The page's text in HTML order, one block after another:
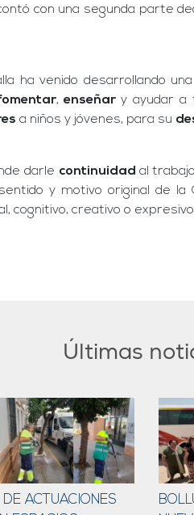
con una segunda parte
ha venido desarrollando
,enseñary ayudar a
a niños y jóvenes, para su
darle continuidad al
y motivo original de
cognitivo, creativo o
Últimas
ACTUACIONES